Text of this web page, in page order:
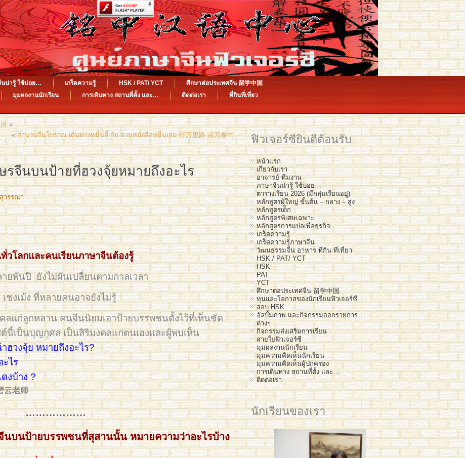
น่ารู้ ใช้บ่อย… เกร็ดความรู้ HSK / PAT/ YCT
ศึกษาต่อประเทศจีน 留学中国
มุมผลงานนักเรียน การเดินทาง สถานที่ตั้ง และ… ติดต่อเรา
ที่กินที่เที่ยว
»
«สำนวนจีนโบราณ เดินทางหมื่นลี้ กับ อ่านหนังสือหมื่นเล่ม 行万里路 读万卷书
รจีนบนป้ายที่ฮวงจุ้ยหมายถึงอะไร
วรรณา
วโลกและคนเรียนภาษาจีนต้องรู้
ยพันปี ยังไม่ผันเปลี่ยนตามกาลเวลา
ชงเม้ง ที่หลายคนอาจยังไม่รู้
คลแก่ลูกหลาน คนจีนนิยมเอาป้ายบรรพชนตั้งไว้ที่เห็นชัด
ต์นี้เป็นบุญกุศล เป็นสิริมงคลแก่ตนเองและผู้พบเห็น
วงจุ้ย หมายถึงอะไร?
ะไร
งบ้าง ?
云老师
………………
นบนป้ายบรรพชนที่สุสานนั้น หมายความว่าอะไรบ้าง
ฟิวเจอร์ซียินดีต้อนรับ
หน้าแรก
เกี่ยวกับเรา
อาจารย์ ทีมงาน
ภาษาจีนน่ารู้ ใช้บ่อย…
ตารางเรียน 2026 (มีกลุ่มเรียนอยู่)
หลักสูตรผู้ใหญ่ ขั้นต้น – กลาง – สูง
หลักสูตรเด็ก
หลักสูตรพิเศษเฉพาะ
หลักสูตรการแปลเพื่อธุรกิจ…
เกร็ดความรู้
เกร็ดความรู้ภาษาจีน
วัฒนธรรมจีน อาหาร ที่กิน ที่เที่ยว
HSK / PAT/ YCT
HSK
PAT
YCT
ศึกษาต่อประเทศจีน 留学中国
ทุนและโอกาสของนักเรียนฟิวเจอร์ซี
สอบ HSK
อัลบั้มภาพ และกิจกรรมออกรายการ
ต่างๆ
กิจกรรมส่งเสริมการเรียน
สายใยฟิวเจอร์ซี
มุมผลงานนักเรียน
มุมความคิดเห็นนักเรียน
มุมความคิดเห็นผู้ปกครอง
การเดินทาง สถานที่ตั้ง และ…
ติดต่อเรา
นักเรียนของเรา